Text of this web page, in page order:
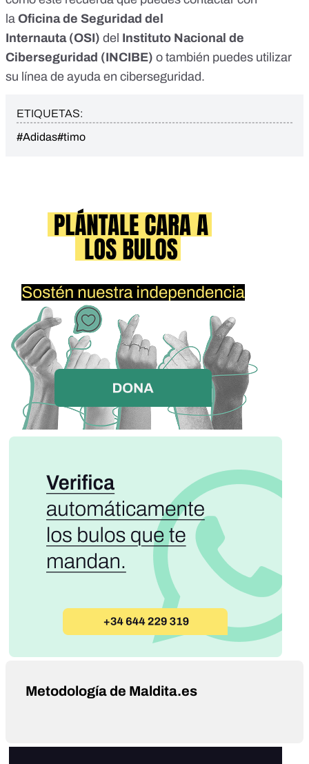
la Oficina de Seguridad del
Internauta(OSI) del Instituto Nacional de
Ciberseguridad (INCIBE) o también puedes utilizar
su línea de ayuda en ciberseguridad.
ETIQUETAS:
#Adidas#timo
Metodología de Maldita.es